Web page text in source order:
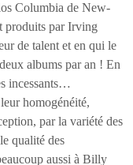
Columbia de New-
produits par Irving
de talent et en qui le
albums par an ! En
incessants…
homogénéité,
par la variété des
qualité des
aussi à Billy